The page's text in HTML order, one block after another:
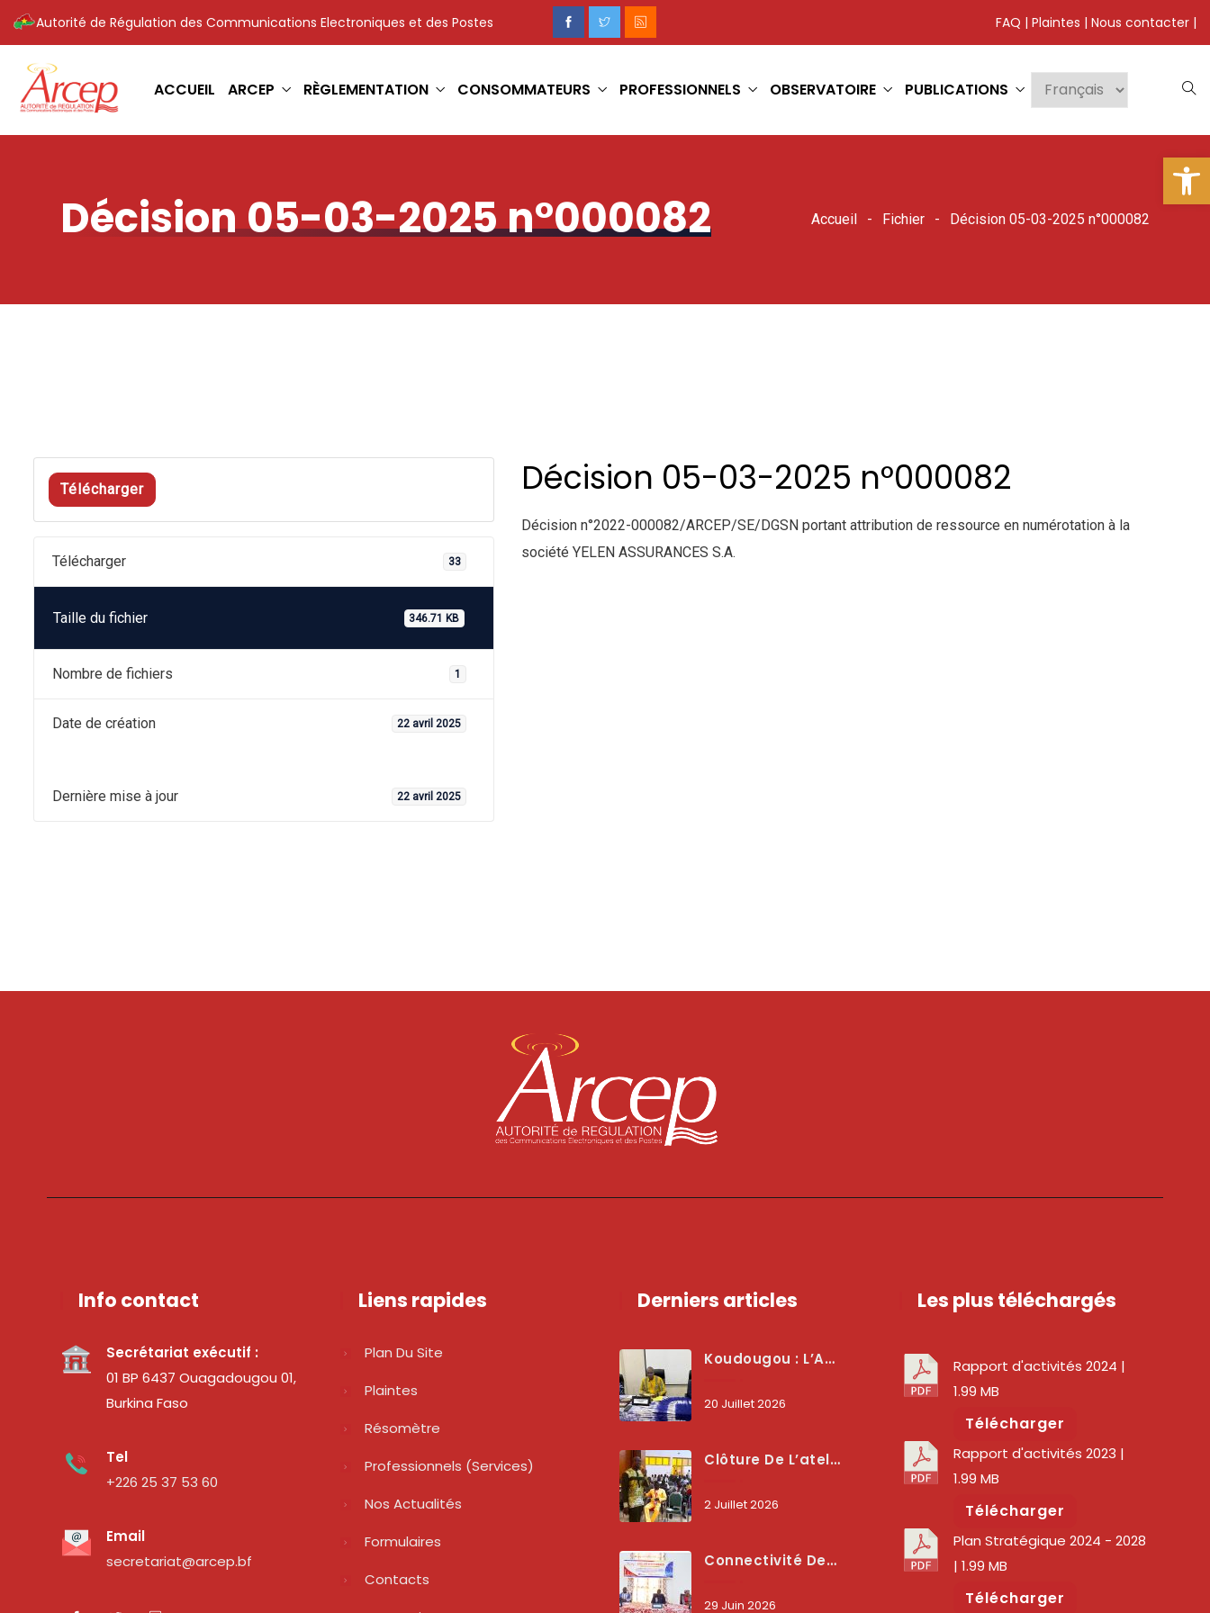
Autorité de Régulation des Communications Electroniques et des Postes FAQ | Plaintes | Nous contacter |
ACCUEIL ARCEP RÈGLEMENTATION CONSOMMATEURS PROFESSIONNELS OBSERVATOIRE PUBLICATIONS
Décision 05-03-2025 n°000082 Accueil Fichier Décision 05-03-2025 n°000082
Télécharger
Télécharger 33
Taille du fichier 346.71 KB
Nombre de fichiers 1
Date de création 22 avril 2025
Dernière mise à jour 22 avril 2025
Décision 05-03-2025 n°000082
Décision n°2022-000082/ARCEP/SE/DGSN portant attribution de ressource en numérotation à la
société YELEN ASSURANCES S.A.
Info contact
Secrétariat exécutif :
01 BP 6437 Ouagadougou 01,
Burkina Faso
Tel
+226 25 37 53 60
Email
secretariat@arcep.bf
Liens rapides
Plan Du Site
Plaintes
Résomètre
Professionnels (services)
Nos Actualités
Formulaires
Contacts
Derniers articles
Koudougou : L’ARCEP Renforce Le Dialogue Avec Les Associations De Consommateurs Pour Mieux Protéger Les Usagers
20 Juillet 2026
Clôture De L’atelier National : L’ARCEP Et Les Collectivités Territoriales Consolident Leur Partenariat Pour Booster La Qualité Des Services Numériques
2 Juillet 2026
Connectivité Des Territoires : L’ARCEP Et Les Collectivités Territoriales Scellent Un Pacte Stratégique À Bobo-Dioulasso Pour Booster La Qualité Des Réseaux
29 Juin 2026
Les plus téléchargés
Rapport d'activités 2024 |
1.99 MB
Télécharger
Rapport d'activités 2023 |
1.99 MB
Télécharger
Plan Stratégique 2024 - 2028
| 1.99 MB
Télécharger